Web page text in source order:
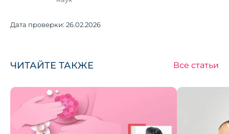
Дата проверки: 26.02.2026
ЧИТАЙТЕ ТАКЖЕ Все статьи